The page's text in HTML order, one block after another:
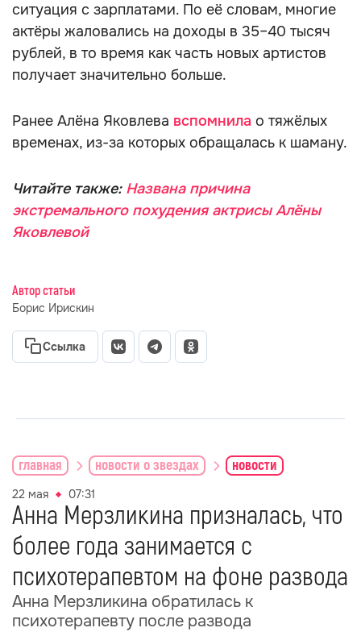
ситуация с зарплатами. По её словам, многие
актёры жаловались на доходы в 35–40 тысяч
рублей, в то время как часть новых артистов
получает значительно больше.
Ранее Алёна Яковлева вспомнила о тяжёлых
временах, из-за которых обращалась к шаману.
Читайте также: Названа причина
экстремального похудения актрисы Алёны
Яковлевой
Автор статьи
Борис Ирискин
Ссылка
главная новости о звездах новости
22 мая 07:31
Анна Мерзликина призналась, что
более года занимается с
психотерапевтом на фоне развода
Анна Мерзликина обратилась к
психотерапевту после развода